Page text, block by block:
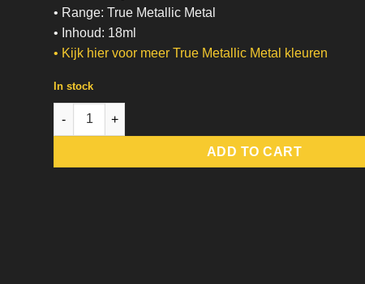
• Range: True Metallic Metal
• Inhoud: 18ml
• Kijk hier voor meer True Metallic Metal kleuren
In stock
77.101 Sterling Silver | Light | True Metallic Metal quantity
ADD TO CART